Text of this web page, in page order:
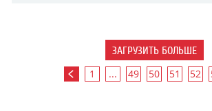
ЗАГРУЗИТЬ БОЛЬШЕ
1 ... 49 50 51 52